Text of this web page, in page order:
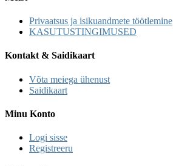
Privaatsus ja isikuandmete töötlemine
KASUTUSTINGIMUSED
Kontakt & Saidikaart
Võta meiega ühenust
Saidikaart
Minu Konto
Logi sisse
Registreeru